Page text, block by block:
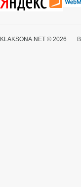
KLAKSONA.NET © 2026